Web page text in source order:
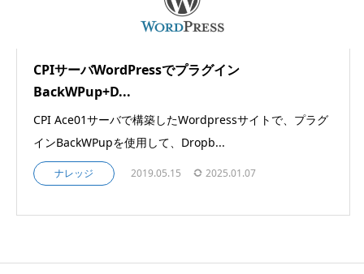
CPIサーバWordPressでプラグイン
BackWPup+D...
CPI Ace01サーバで構築したWordpressサイトで、プラグ
インBackWPupを使用して、Dropb...
ナレッジ 2019.05.15 2025.01.07